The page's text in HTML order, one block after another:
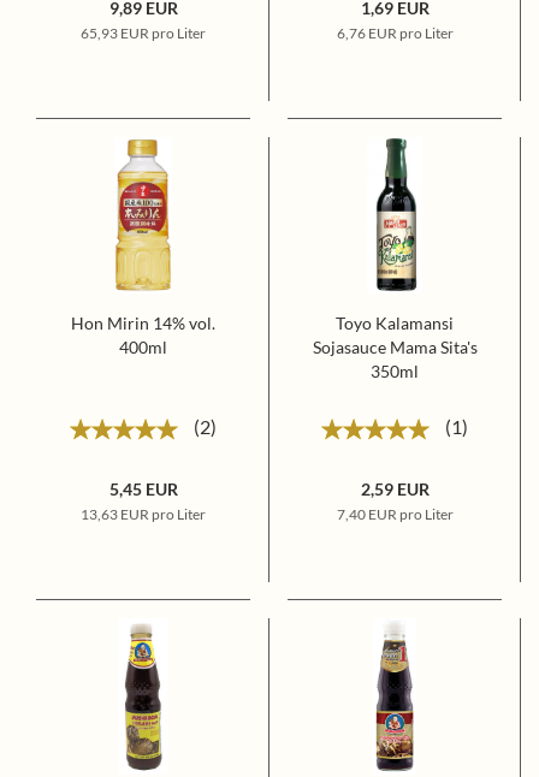
9,89 EUR
65,93 EUR pro Liter
1,69 EUR
6,76 EUR pro Liter
Hon Mirin 14% vol.
400ml
2
5,45 EUR
13,63 EUR pro Liter
Toyo Kalamansi
Sojasauce Mama Sita's
350ml
1
2,59 EUR
7,40 EUR pro Liter